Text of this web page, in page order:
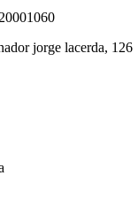
20001060
jorge lacerda, 126